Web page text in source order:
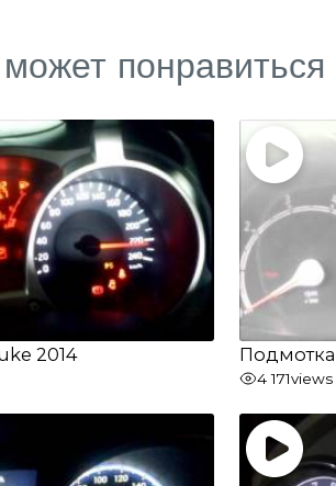
понравиться
2014 Подмотка
4 171views